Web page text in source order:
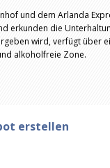
und dem Arlanda
erkunden die
wird, verfügt über
alkoholfreie Zone.
erstellen